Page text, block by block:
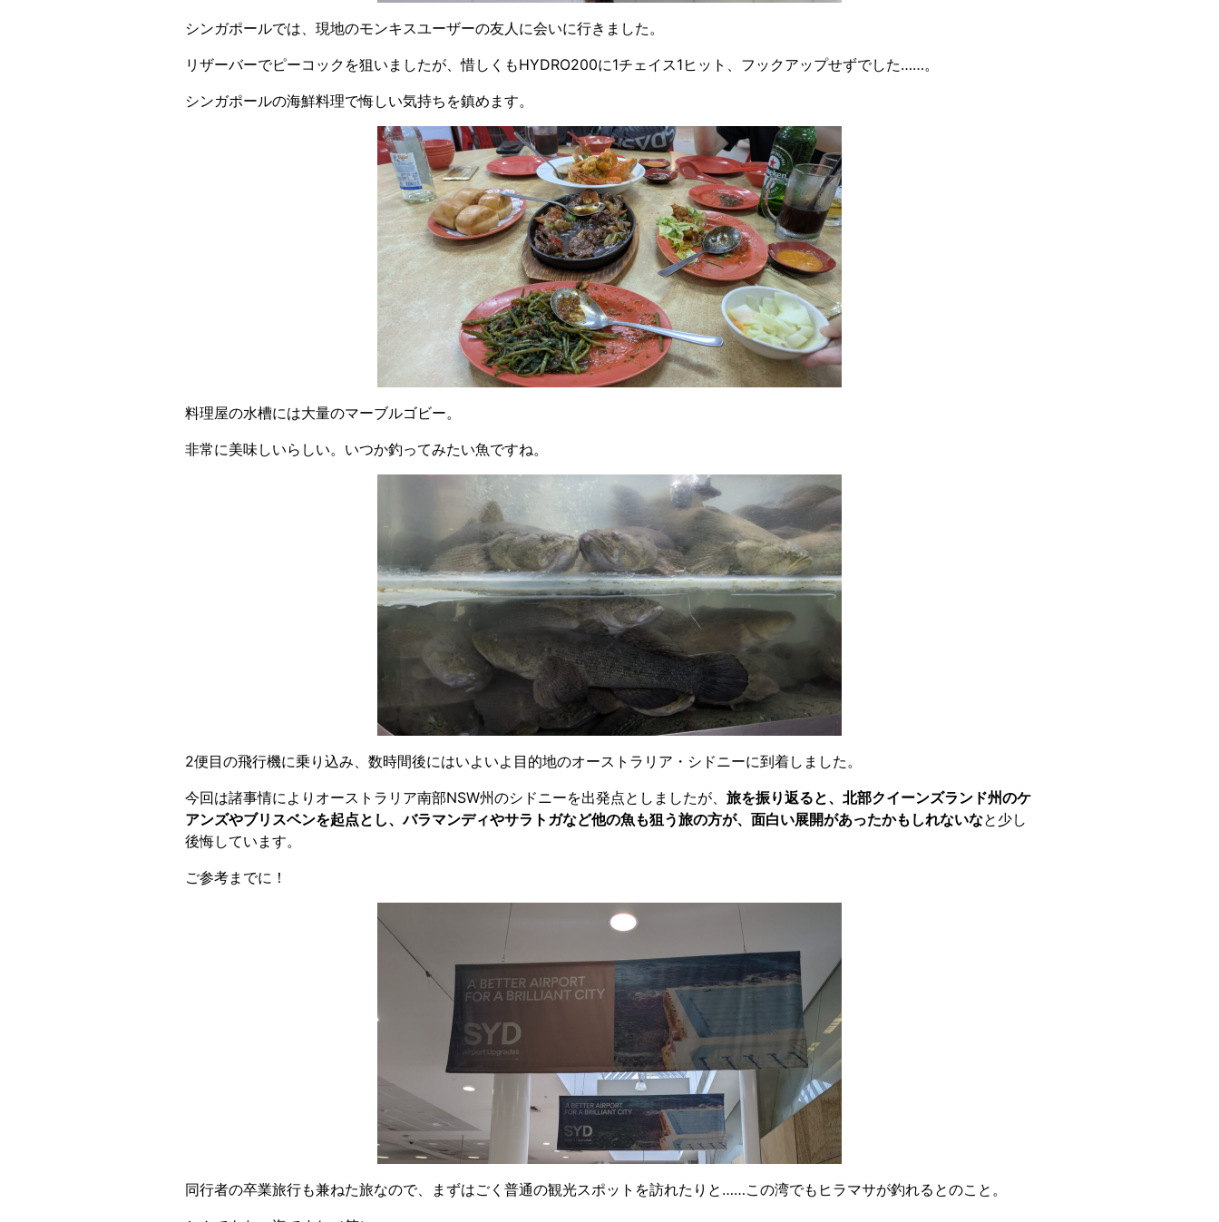
シンガポールでは、現地のモンキスユーザーの友人に会いに行きました。
リザーバーでピーコックを狙いましたが、惜しくもHYDRO200に1チェイス1ヒット、フックアップせずでした……。
シンガポールの海鮮料理で悔しい気持ちを鎮めます。
料理屋の水槽には大量のマーブルゴビー。
非常に美味しいらしい。いつか釣ってみたい魚ですね。
2便目の飛行機に乗り込み、数時間後にはいよいよ目的地のオーストラリア・シドニーに到着しました。
今回は諸事情によりオーストラリア南部NSW州のシドニーを出発点としましたが、 旅を振り返ると、北部クイーンズランド州のケ
アンズやブリスベンを起点とし、バラマンディやサラトガなど他の魚も狙う旅の方が、面白い展開があったかもしれないなと少し
後悔しています。
ご参考までに！
同行者の卒業旅行も兼ねた旅なので、まずはごく普通の観光スポットを訪れたりと……この湾でもヒラマサが釣れるとのこと。